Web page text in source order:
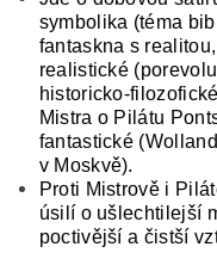
symbolika (téma
fantaskna s
realistické
historicko-
Mistra o Pilátu
fantastické
v Moskvě).
Proti Mistrově i
úsilí o ušlechtilejší
poctivější a čistší